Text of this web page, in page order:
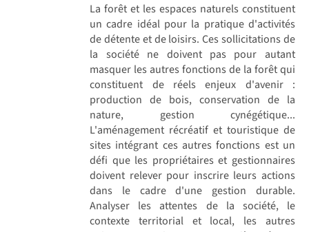
La forêt et les espaces naturels constituent
un cadre idéal pour la pratique d'activités
de détente et de loisirs. Ces sollicitations de
la société ne doivent pas pour autant
masquer les autres fonctions de la forêt qui
constituent de réels enjeux d'avenir :
production de bois, conservation de la
nature, gestion cynégétique...
L'aménagement récréatif et touristique de
sites intégrant ces autres fonctions est un
défi que les propriétaires et gestionnaires
doivent relever pour inscrire leurs actions
dans le cadre d'une gestion durable.
Analyser les attentes de la société, le
contexte territorial et local, les autres